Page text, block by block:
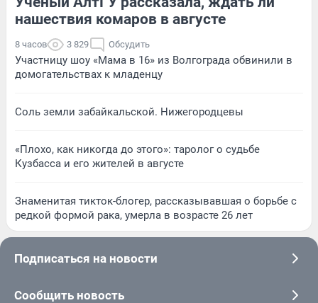
нашествия комаров в августе
8 часов 3 829 Обсудить
Участницу шоу «Мама в 16» из Волгограда обвинили в
домогательствах к младенцу
Соль земли забайкальской. Нижегородцевы
«Плохо, как никогда до этого»: таролог о судьбе
Кузбасса и его жителей в августе
Знаменитая тикток-блогер, рассказывавшая о борьбе с
редкой формой рака, умерла в возрасте 26 лет
Подписаться на новости
Сообщить новость